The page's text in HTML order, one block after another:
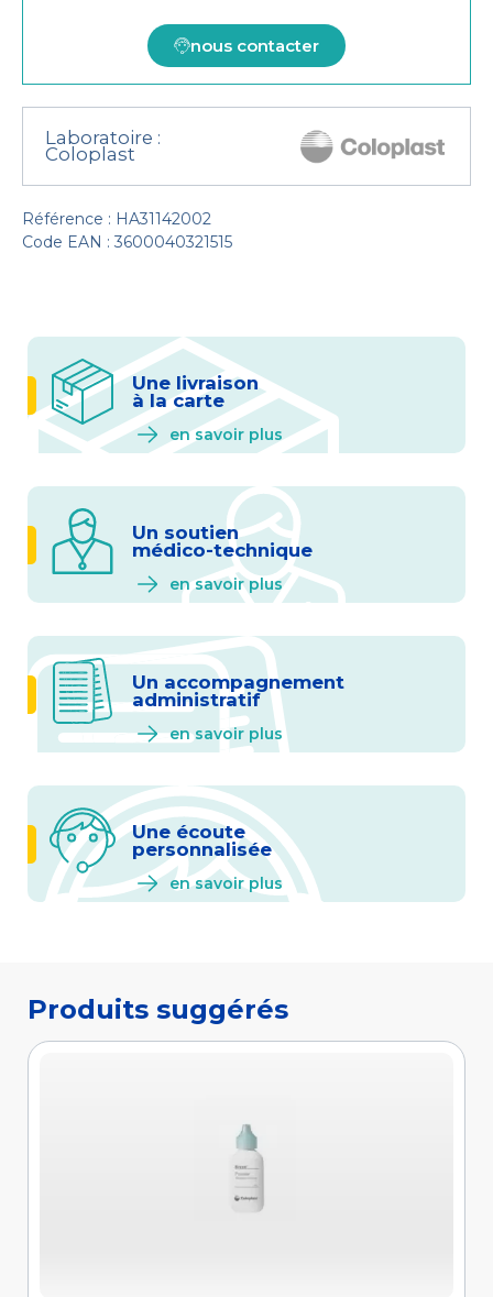
nous contacter
Laboratoire :
Coloplast
Référence : HA31142002
Code EAN : 3600040321515
Une livraison
à la carte
en savoir plus
Un soutien
médico-technique
en savoir plus
Un accompagnement
administratif
en savoir plus
Une écoute
personnalisée
en savoir plus